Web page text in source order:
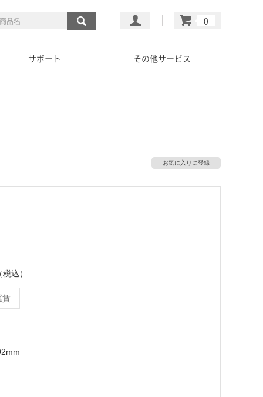
マイページ
カート
サポート その他サービス
お気に入りに登録
込）
賃